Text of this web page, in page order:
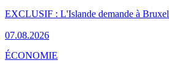
EXCLUSIF : L'Islande demande à
07.08.2026
ÉCONOMIE